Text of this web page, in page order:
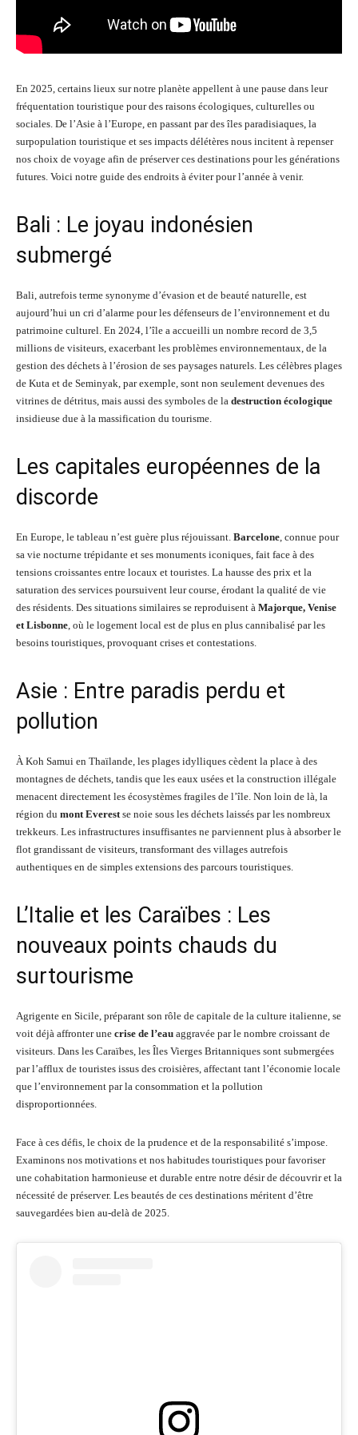
En 2025, certains lieux sur notre planète appellent à une pause dans leur
fréquentation touristique pour des raisons écologiques, culturelles ou
sociales. De l’Asie à l’Europe, en passant par des îles paradisiaques, la
surpopulation touristique et ses impacts délétères nous incitent à repenser
nos choix de voyage afin de préserver ces destinations pour les générations
futures. Voici notre guide des endroits à éviter pour l’année à venir.
Bali : Le joyau indonésien
submergé
Bali, autrefois terme synonyme d’évasion et de beauté naturelle, est
aujourd’hui un cri d’alarme pour les défenseurs de l’environnement et du
patrimoine culturel. En 2024, l’île a accueilli un nombre record de 3,5
millions de visiteurs, exacerbant les problèmes environnementaux, de la
gestion des déchets à l’érosion de ses paysages naturels. Les célèbres plages
de Kuta et de Seminyak, par exemple, sont non seulement devenues des
vitrines de détritus, mais aussi des symboles de la destruction écologique
insidieuse due à la massification du tourisme.
Les capitales européennes de la
discorde
En Europe, le tableau n’est guère plus réjouissant. Barcelone, connue pour
sa vie nocturne trépidante et ses monuments iconiques, fait face à des
tensions croissantes entre locaux et touristes. La hausse des prix et la
saturation des services poursuivent leur course, érodant la qualité de vie
des résidents. Des situations similaires se reproduisent à Majorque, Venise
et Lisbonne, où le logement local est de plus en plus cannibalisé par les
besoins touristiques, provoquant crises et contestations.
Asie : Entre paradis perdu et
pollution
À Koh Samui en Thaïlande, les plages idylliques cèdent la place à des
montagnes de déchets, tandis que les eaux usées et la construction illégale
menacent directement les écosystèmes fragiles de l’île. Non loin de là, la
région du mont Everestse noie sous les déchets laissés par les nombreux
trekkeurs. Les infrastructures insuffisantes ne parviennent plus à absorber le
flot grandissant de visiteurs, transformant des villages autrefois
authentiques en de simples extensions des parcours touristiques.
L’Italie et les Caraïbes : Les
nouveaux points chauds du
surtourisme
Agrigente en Sicile, préparant son rôle de capitale de la culture italienne, se
voit déjà affronter une crise de l’eau aggravée par le nombre croissant de
visiteurs. Dans les Caraïbes, les Îles Vierges Britanniques sont submergées
par l’afflux de touristes issus des croisières, affectant tant l’économie locale
que l’environnement par la consommation et la pollution
disproportionnées.
Face à ces défis, le choix de la prudence et de la responsabilité s’impose.
Examinons nos motivations et nos habitudes touristiques pour favoriser
une cohabitation harmonieuse et durable entre notre désir de découvrir et la
nécessité de préserver. Les beautés de ces destinations méritent d’être
sauvegardées bien au-delà de 2025.